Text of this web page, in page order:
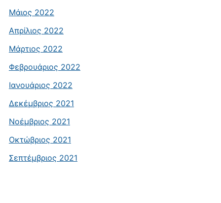
Μάιος 2022
Απρίλιος 2022
Μάρτιος 2022
Φεβρουάριος 2022
Ιανουάριος 2022
Δεκέμβριος 2021
Νοέμβριος 2021
Οκτώβριος 2021
Σεπτέμβριος 2021